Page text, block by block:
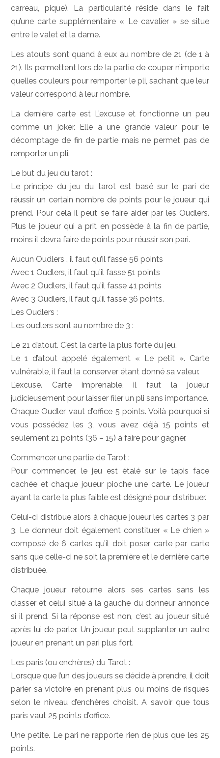
carreau, pique). La particularité réside dans le fait
qu’une carte supplémentaire « Le cavalier » se situe
entre le valet et la dame.
Les atouts sont quand à eux au nombre de 21 (de 1 à
21). Ils permettent lors de la partie de couper n’importe
quelles couleurs pour remporter le pli, sachant que leur
valeur correspond à leur nombre.
La dernière carte est L’excuse et fonctionne un peu
comme un joker. Elle a une grande valeur pour le
décomptage de fin de partie mais ne permet pas de
remporter un pli.
Le but du jeu du tarot :
Le principe du jeu du tarot est basé sur le pari de
réussir un certain nombre de points pour le joueur qui
prend. Pour cela il peut se faire aider par les Oudlers.
Plus le joueur qui a prit en possède à la fin de partie,
moins il devra faire de points pour réussir son pari.
Aucun Oudlers , il faut qu’il fasse 56 points
Avec 1 Oudlers, il faut qu’il fasse 51 points
Avec 2 Oudlers, il faut qu’il fasse 41 points
Avec 3 Oudlers, il faut qu’il fasse 36 points.
Les Oudlers :
Les oudlers sont au nombre de 3 :
Le 21 d’atout. C’est la carte la plus forte du jeu.
Le 1 d’atout appelé également « Le petit ». Carte
vulnérable, il faut la conserver étant donné sa valeur.
L’excuse. Carte imprenable, il faut la joueur
judicieusement pour laisser filer un pli sans importance.
Chaque Oudler vaut d’office 5 points. Voilà pourquoi si
vous possédez les 3, vous avez déjà 15 points et
seulement 21 points (36 – 15) à faire pour gagner.
Commencer une partie de Tarot :
Pour commencer, le jeu est étalé sur le tapis face
cachée et chaque joueur pioche une carte. Le joueur
ayant la carte la plus faible est désigné pour distribuer.
Celui-ci distribue alors à chaque joueur les cartes 3 par
3. Le donneur doit également constituer « Le chien »
composé de 6 cartes qu’il doit poser carte par carte
sans que celle-ci ne soit la première et le dernière carte
distribuée.
Chaque joueur retourne alors ses cartes sans les
classer et celui situé à la gauche du donneur annonce
si il prend. Si la réponse est non, c’est au joueur situé
après lui de parler. Un joueur peut supplanter un autre
joueur en prenant un pari plus fort.
Les paris (ou enchères) du Tarot :
Lorsque que l’un des joueurs se décide à prendre, il doit
parier sa victoire en prenant plus ou moins de risques
selon le niveau d’enchères choisit. A savoir que tous
paris vaut 25 points d’office.
Une petite. Le pari ne rapporte rien de plus que les 25
points.